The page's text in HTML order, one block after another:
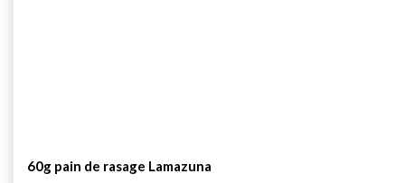
60g pain de rasage Lamazuna